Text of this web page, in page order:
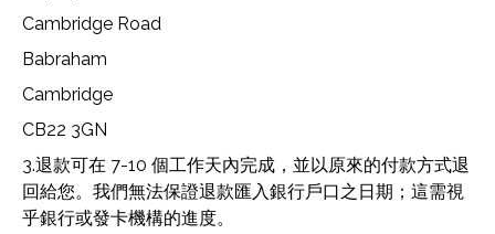
Cambridge Road
Babraham
Cambridge
CB22 3GN
3.退款可在 7-10 個工作天內完成，並以原來的付款方式退
回給您。我們無法保證退款匯入銀行戶口之日期；這需視
乎銀行或發卡機構的進度。